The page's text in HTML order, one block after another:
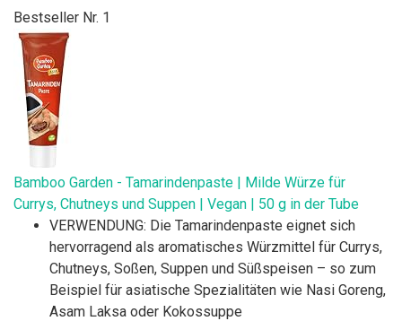
Bestseller Nr. 1
Bamboo Garden - Tamarindenpaste | Milde Würze für
Currys, Chutneys und Suppen | Vegan | 50 g in der Tube
VERWENDUNG: Die Tamarindenpaste eignet sich
hervorragend als aromatisches Würzmittel für Currys,
Chutneys, Soßen, Suppen und Süßspeisen – so zum
Beispiel für asiatische Spezialitäten wie Nasi Goreng,
Asam Laksa oder Kokossuppe